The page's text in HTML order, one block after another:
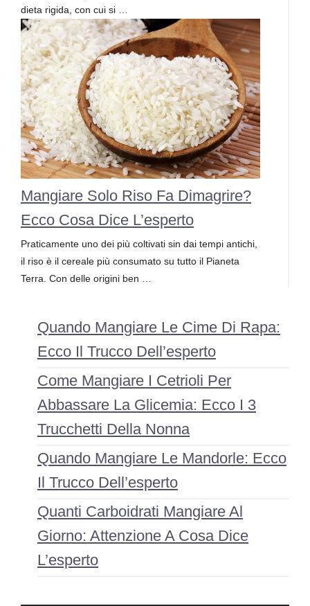
dieta rigida, con cui si …
Mangiare Solo Riso Fa Dimagrire?
Ecco Cosa Dice L’esperto
Praticamente uno dei più coltivati sin dai tempi antichi,
il riso è il cereale più consumato su tutto il Pianeta
Terra. Con delle origini ben …
Quando Mangiare Le Cime Di Rapa:
Ecco Il Trucco Dell’esperto
Come Mangiare I Cetrioli Per
Abbassare La Glicemia: Ecco I 3
Trucchetti Della Nonna
Quando Mangiare Le Mandorle: Ecco
Il Trucco Dell’esperto
Quanti Carboidrati Mangiare Al
Giorno: Attenzione A Cosa Dice
L’esperto